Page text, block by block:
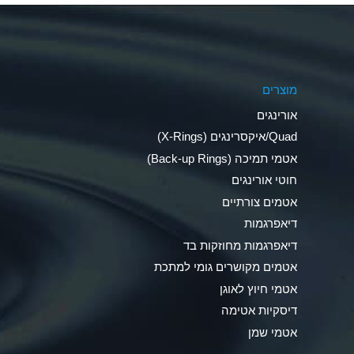
Ammonia Anhydrous
Ammonia Gas (hot)
Ammonium Carbonate (Aqueous)
Ammonium Chloride (Aqueous)
Ammonium Hydroxide (conc.)
Ammonium Nitrate (Aqueous)
Ammonium Nitrite (Aqueous)
מוצרים
אורינגים
Quad/איקסרינגים (X-Rings)
אטמי תמיכה (Back-up Rings)
חוטי אורינגים
אטמים צורתיים
דיאפרגמות
דיאפרגמות מחוזקות בד
אטמים מקושרים גומי למתכת
אטמי חיוץ לאוגן
דיסקיות אטימה
אטמי שמן